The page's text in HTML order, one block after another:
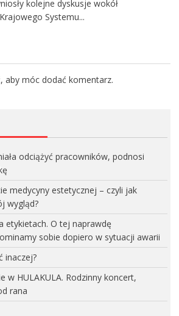
kolejne dyskusje wokół
Systemu...
, aby móc dodać komentarz.
odciążyć pracowników, podnosi
medycyny estetycznej – czyli jak
wygląd?
etykietach. O tej naprawdę
sobie dopiero w sytuacji awarii
inaczej?
w HULAKULA. Rodzinny koncert,
rana